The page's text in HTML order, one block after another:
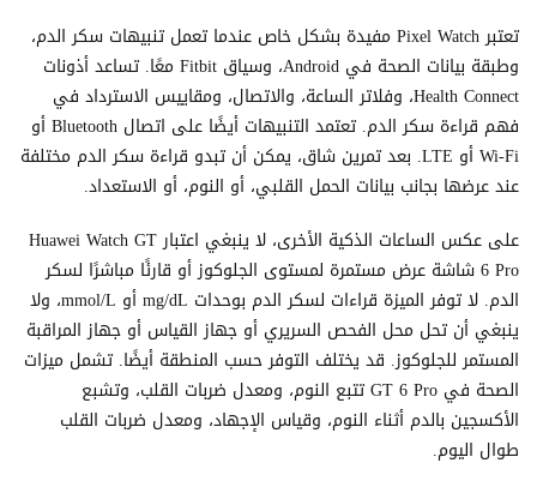
تعتبر Pixel Watch مفيدة بشكل خاص عندما تعمل تنبيهات سكر الدم،
وطبقة بيانات الصحة في Android، وسياق Fitbit معًا. تساعد أذونات
Health Connect، وفلاتر الساعة، والاتصال، ومقاييس الاسترداد في
فهم قراءة سكر الدم. تعتمد التنبيهات أيضًا على اتصال Bluetooth أو
Wi-Fi أو LTE. بعد تمرين شاق، يمكن أن تبدو قراءة سكر الدم مختلفة
عند عرضها بجانب بيانات الحمل القلبي، أو النوم، أو الاستعداد.
على عكس الساعات الذكية الأخرى، لا ينبغي اعتبار Huawei Watch GT
6 Pro شاشة عرض مستمرة لمستوى الجلوكوز أو قارئًا مباشرًا لسكر
الدم. لا توفر الميزة قراءات لسكر الدم بوحدات mg/dL أو mmol/L، ولا
ينبغي أن تحل محل الفحص السريري أو جهاز القياس أو جهاز المراقبة
المستمر للجلوكوز. قد يختلف التوفر حسب المنطقة أيضًا. تشمل ميزات
الصحة في GT 6 Pro تتبع النوم، ومعدل ضربات القلب، وتشبع
الأكسجين بالدم أثناء النوم، وقياس الإجهاد، ومعدل ضربات القلب
طوال اليوم.